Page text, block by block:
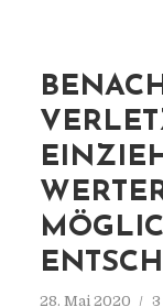
28. Mai 2020